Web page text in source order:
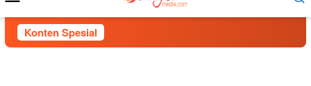
Mobile
Konten Spesial